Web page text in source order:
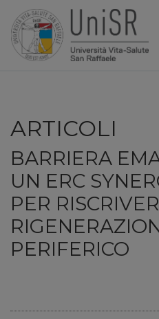
ARTICOLI
BARRIERA
UN ERC
PER
PERIFERICO